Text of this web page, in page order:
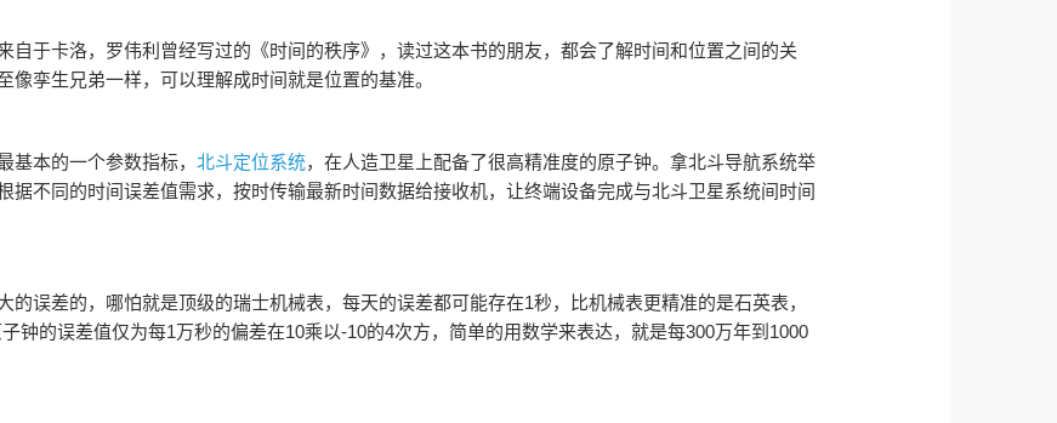
自于卡洛，罗伟利曾经写过的《时间的秩序》，读过这本书的朋友，都会了解时间和位置之间的关
孪生兄弟一样，可以理解成时间就是位置的基准。
基本的一个参数指标， 北斗定位系统，在人造卫星上配备了很高精准度的原子钟。拿北斗导航系统举
据不同的时间误差值需求，按时传输最新时间数据给接收机，让终端设备完成与北斗卫星系统间时间
的误差的，哪怕就是顶级的瑞士机械表，每天的误差都可能存在1秒，比机械表更精准的是石英表，
钟的误差值仅为每1万秒的偏差在10乘以-10的4次方，简单的用数学来表达，就是每300万年到1000